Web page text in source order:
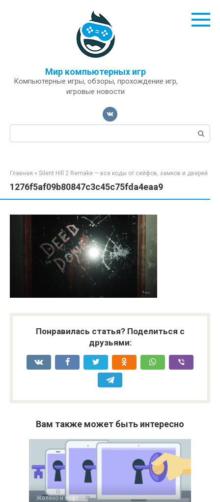
Мир компьютерных игр
Компьютерные игры, обзоры, прохождение игр,
игровые новости
Поиск:
Главная » Silent Hill 2 Remake — все коды от сейфов, замков и дверей
1276f5af09b80847c3c45c75fda4eaa9
Понравилась статья? Поделиться с
друзьями:
Вам также может быть интересно
Железо и софт